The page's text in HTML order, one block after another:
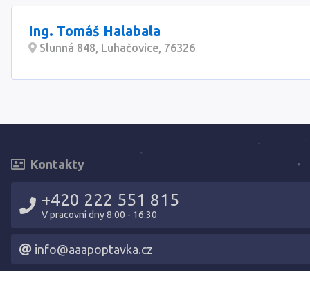
Ing. Tomáš Halabala
Slunná 848, Luhačovice, 76326
Kontakty
+420 222 551 815
V pracovní dny 8:00 - 16:30
info@aaapoptavka.cz